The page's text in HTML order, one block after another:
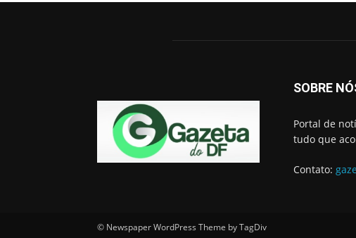
SOBRE
Portal de
tudo que
Contato:
© Newspaper WordPress Theme by TagDiv